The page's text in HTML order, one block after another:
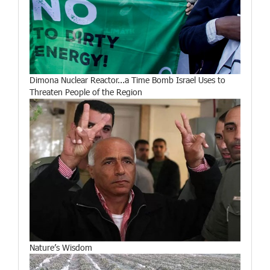
Dimona Nuclear Reactor...a Time Bomb Israel Uses to
Threaten People of the Region
Nature’s Wisdom